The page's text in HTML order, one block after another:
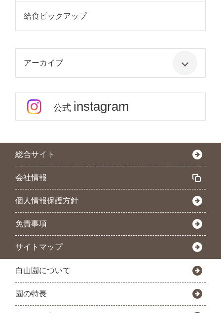
給食ピックアップ
アーカイブ
公式 instagram
総合サイト
会社情報
個人情報保護方針
免責事項
サイトマップ
白山園について
園の特長